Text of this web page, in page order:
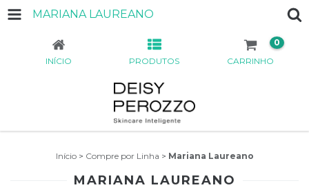
MARIANA LAUREANO
INÍCIO PRODUTOS CARRINHO
0
Início > Compre por Linha > Mariana Laureano
MARIANA LAUREANO